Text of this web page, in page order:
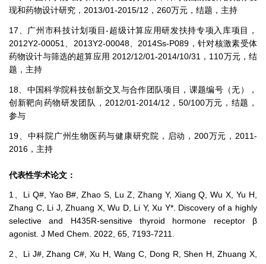
现和药物设计研究，2013/01-2015/12，260万元，结题，主持
17、广州市科技计划项目-超级计算应用研发扶持专项入库项目，
2012Y2-00051、2013Y2-00048、2014Ss-P089，针对核激素受体
药物设计与筛选的超算应用 2012/12/01-2014/10/31，110万元，结
题，主持
18、中国科学院科技创新交叉与合作团队项目，课题编号（无），
创新靶向药物研发团队，2012/01-2014/12，50/100万元，结题，
参与
19、中科院广州生物医药与健康研究院，启动，200万元，2011-
2016，主持
代表性学术论文：
1、Li Q#, Yao B#, Zhao S, Lu Z, Zhang Y, Xiang Q, Wu X, Yu H,
Zhang C, Li J, Zhuang X, Wu D, Li Y, Xu Y*. Discovery of a highly
selective and H435R-sensitive thyroid hormone receptor β
agonist. J Med Chem. 2022, 65, 7193-7211.
2、Li J#, Zhang C#, Xu H, Wang C, Dong R, Shen H, Zhuang X,